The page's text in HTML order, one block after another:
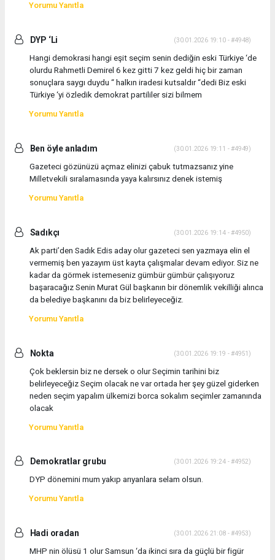
Yorumu Yanıtla
DYP ‘Li (30.01.2026 19:10 - #4948)
Hangi demokrasi hangi eşit seçim senin dediğin eski Türkiye ‘de
olurdu Rahmetli Demirel 6 kez gitti 7 kez geldi hiç bir zaman
sonuçlara saygı duydu “ halkın iradesi kutsaldır “dedi Biz eski
Türkiye ‘yi özledik demokrat partililer sizi bilmem
Yorumu Yanıtla
Ben öyle anladım (30.01.2026 19:11 - #4949)
Gazeteci gözünüzü açmaz elinizi çabuk tutmazsanız yine
Milletvekili sıralamasında yaya kalırsınız denek istemiş
Yorumu Yanıtla
Sadıkçı (30.01.2026 19:14 - #4950)
Ak parti’den Sadık Edis aday olur gazeteci sen yazmaya elin el
vermemiş ben yazayım üst kayta çalışmalar devam ediyor. Siz ne
kadar da görmek istemeseniz gümbür gümbür çalışıyoruz
başaracağız Senin Murat Gül başkanın bir dönemlik vekilliği alınca
da belediye başkanını da biz belirleyeceğiz.
Yorumu Yanıtla
Nokta (30.01.2026 19:19 - #4951)
Çok beklersin biz ne dersek o olur Seçimin tarihini biz
belirleyeceğiz Seçim olacak ne var ortada her şey güzel giderken
neden seçim yapalım ülkemizi borca sokalım seçimler zamanında
olacak
Yorumu Yanıtla
Demokratlar grubu (30.01.2026 19:24 - #4952)
DYP dönemini mum yakıp arıyanlara selam olsun.
Yorumu Yanıtla
Hadi oradan (30.01.2026 21:08 - #4953)
MHP nin ölüsü 1 olur Samsun ‘da ikinci sıra da güçlü bir figür